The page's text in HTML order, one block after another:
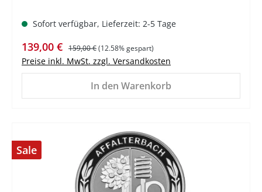
Sofort verfügbar, Lieferzeit: 2-5 Tage
Verkaufspreis:
139,00 € Regulärer Preis:
159,00 €(12.58% gespart)
Preise inkl. MwSt. zzgl. Versandkosten
In den Warenkorb
Sale